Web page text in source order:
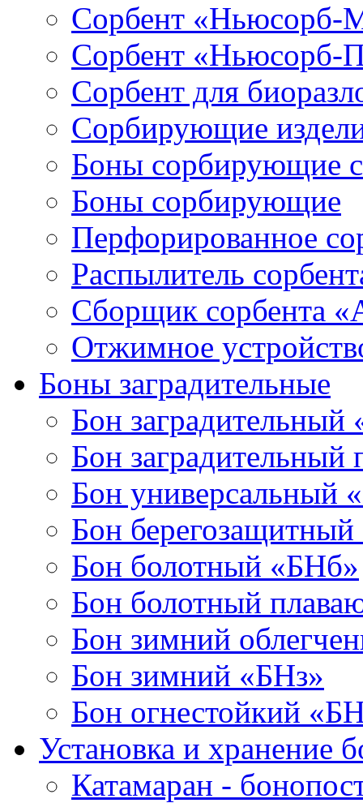
Сорбент «Ньюсорб-
Сорбент «Ньюсорб-
Сорбент для
Сорбирующие
Боны сорбирующие
Боны сорбирующие
Перфорированное
Распылитель
Сборщик сорбента
Отжимное
Боны заградительные
Бон заградительный
Бон
Бон универсальный
Бон
Бон болотный «БНб»
Бон болотный
Бон зимний
Бон зимний «БНз»
Бон огнестойкий
Установка и хранение
Катамаран -